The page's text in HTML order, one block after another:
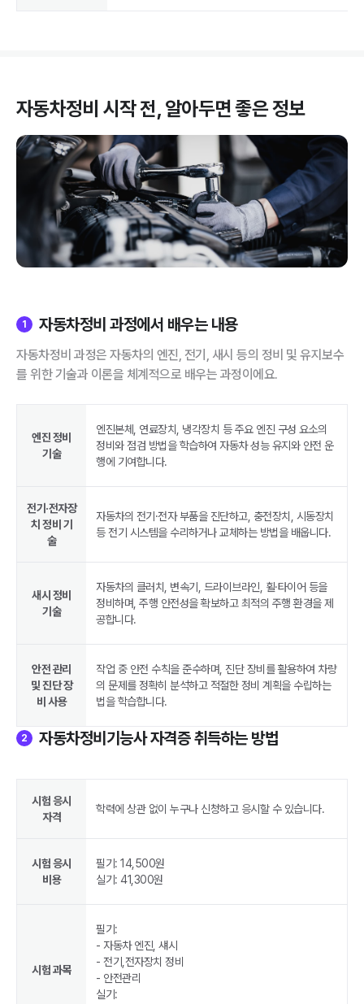
자동차정비 시작 전, 알아두면 좋은 정보
1 자동차정비 과정에서 배우는 내용
자동차정비 과정은 자동차의 엔진, 전기, 새시 등의 정비 및 유지보수
를 위한 기술과 이론을 체계적으로 배우는 과정이에요.
엔진 정비
기술
엔진본체, 연료장치, 냉각장치 등 주요 엔진 구성 요소의
정비와 점검 방법을 학습하여 자동차 성능 유지와 안전 운
행에 기여합니다.
전기·전자장
치 정비 기
술
자동차의 전기·전자 부품을 진단하고, 충전장치, 시동장치
등 전기 시스템을 수리하거나 교체하는 방법을 배웁니다.
새시 정비
기술
자동차의 클러치, 변속기, 드라이브라인, 휠·타이어 등을
정비하며, 주행 안전성을 확보하고 최적의 주행 환경을 제
공합니다.
안전 관리
및 진단 장
비 사용
작업 중 안전 수칙을 준수하며, 진단 장비를 활용하여 차량
의 문제를 정확히 분석하고 적절한 정비 계획을 수립하는
법을 학습합니다.
2 자동차정비기능사 자격증 취득하는 방법
시험 응시
자격
학력에 상관 없이 누구나 신청하고 응시할 수 있습니다.
시험 응시
비용
필기: 14,500원
실기: 41,300원
시험 과목
필기:
- 자동차 엔진, 섀시
- 전기,전자장치 정비
- 안전관리
실기: